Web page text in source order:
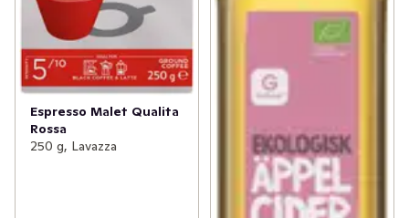
Espresso Malet Qualita
Rossa
250 g, Lavazza